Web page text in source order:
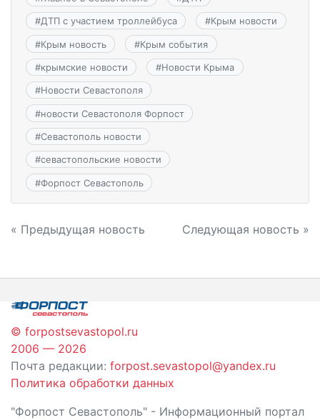
#ДТП с участием троллейбуса #Крым новости
#Крым новость #Крым события
#крымские новости #Новости Крыма
#Новости Севастополя
#новости Севастополя Форпост
#Севастополь новости
#севастопольские новости
#Форпост Севастополь
Навигация
записям
« Предыдущая новость Следующая новость »
© forpostsevastopol.ru
2006 — 2026
Почта редакции: forpost.sevastopol@yandex.ru
Политика обработки данных
"Форпост Севастополь" - Информационный портал